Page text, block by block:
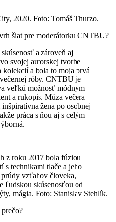
2020. Foto: Tomáš Thurzo.
šiat pre moderátorku CNTBU?
a zároveň aj
svojej autorskej tvorbe
kolekcií a bola to moja prvá
róby. CNTBU je
veľkú možnosť módnym
a rukopis. Múza večera
žena po osobnej
práca s ňou aj s celým
z roku 2017 bola fúziou
s technikami tlače a jeho
prúdy vzťahov človeka,
ľudskou skúsenosťou od
mágia. Foto: Stanislav Stehlík.